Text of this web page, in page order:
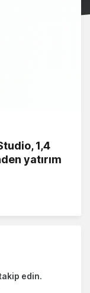
1,4
yatırım
edin.